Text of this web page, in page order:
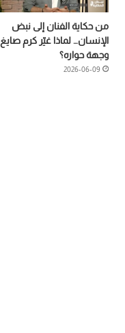
من حكاية الفنان إلى نبض
الإنسان… لماذا غيّر كرم صايغ
وجهة حواره؟
2026-06-09